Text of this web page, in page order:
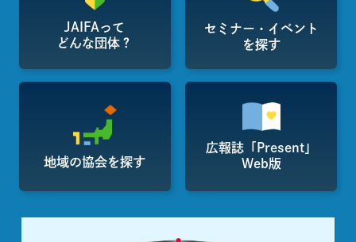
JAIFAって
どんな団体？
セミナー・イベント
を探す
地域の協会を探す
広報誌「Present」
Web版